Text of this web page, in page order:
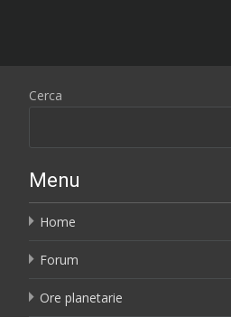
Cerca
Menu
Home
Forum
Ore planetarie